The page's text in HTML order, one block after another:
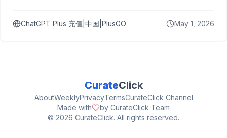
ChatGPT Plus 充值|中国|PlusGO May 1, 2026
CurateClick
AboutWeeklyPrivacyTermsCurateClick Channel
Made with
by CurateClick Team
© 2026 CurateClick. All rights reserved.